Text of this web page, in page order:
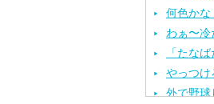
何色かな
わぁ〜冷
「たな
やっつけ
外で野球